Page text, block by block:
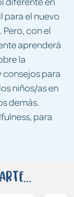
para el nuevo
con el
aprenderá
la
consejos para
niños/as en
demás.
para